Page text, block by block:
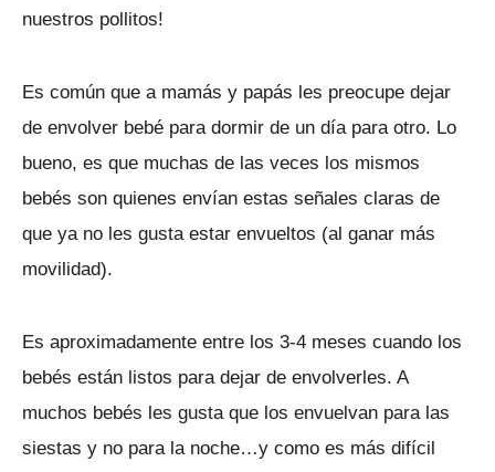
nuestros pollitos!
Es común que a mamás y papás les preocupe dejar
de envolver bebé para dormir de un día para otro. Lo
bueno, es que muchas de las veces los mismos
bebés son quienes envían estas señales claras de
que ya no les gusta estar envueltos (al ganar más
movilidad).
Es aproximadamente entre los 3-4 meses cuando los
bebés están listos para dejar de envolverles. A
muchos bebés les gusta que los envuelvan para las
siestas y no para la noche…y como es más difícil